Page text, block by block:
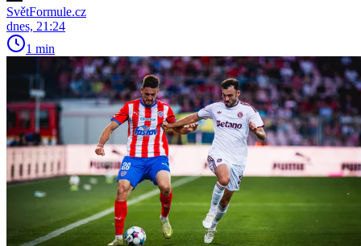
SvětFormule.cz
dnes, 21:24
1 min